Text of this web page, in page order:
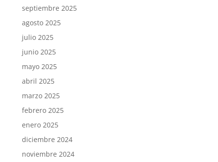
septiembre 2025
agosto 2025
julio 2025
junio 2025
mayo 2025
abril 2025
marzo 2025
febrero 2025
enero 2025
diciembre 2024
noviembre 2024